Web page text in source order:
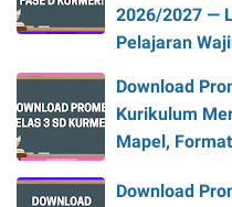
2026/2027 —
Pelajaran
Download
Kurikulum
Mapel,
Download